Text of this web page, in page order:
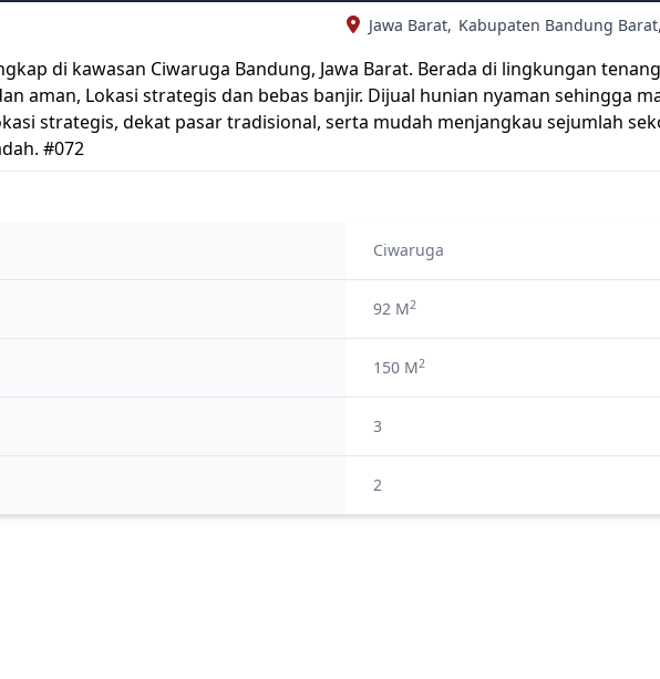
Jawa Barat, Kabupaten Bandung Barat,
di kawasan Ciwaruga Bandung, Jawa Barat. Berada di lingkungan
aman, Lokasi strategis dan bebas banjir. Dijual hunian nyaman sehingga
strategis, dekat pasar tradisional, serta mudah menjangkau sejumlah
#072
Ciwaruga
92 M2
150 M2
3
2